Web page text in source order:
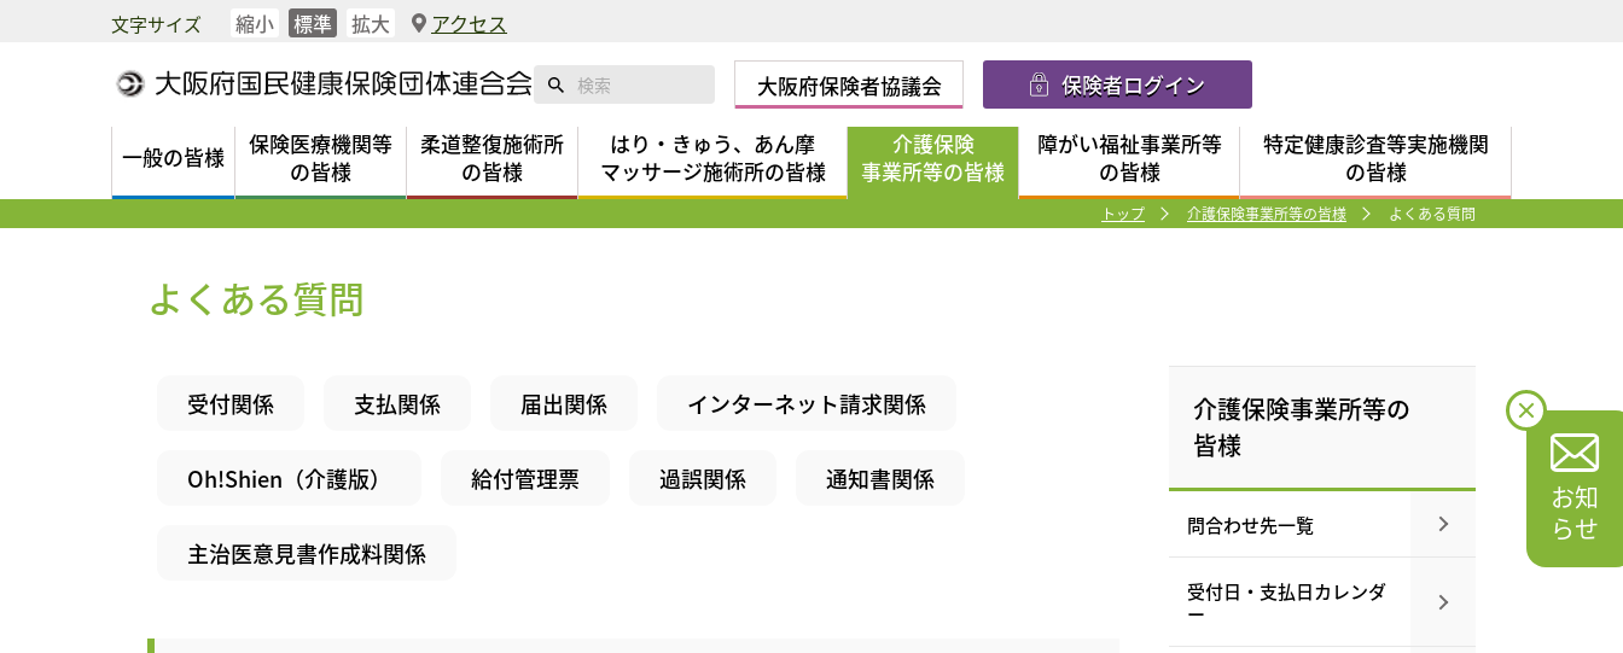
文字サイズ 縮小 標準 拡大 アクセス
大阪府保険者協議会 保険者ログイン
一般の皆様
保険医療機関等
の皆様
柔道整復施術所
の皆様
はり・きゅう、あん摩
マッサージ施術所の皆様
介護保険
事業所等の皆様
障がい福祉事業所等
の皆様
特定健康診査等実施機関
の皆様
トップ 介護保険事業所等の皆様 よくある質問
よくある質問
受付関係 支払関係 届出関係 インターネット請求関係
Oh!Shien（介護版） 給付管理票 過誤関係 通知書関係
主治医意見書作成料関係
介護保険事業所等の
皆様
問合わせ先一覧
受付日・支払日カレンダ
ー
お知
らせ